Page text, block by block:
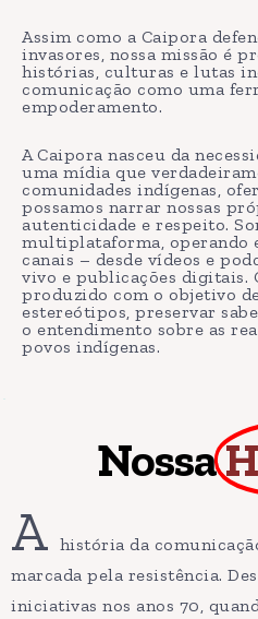
Assim como a Caipora
invasores, nossa missão é
histórias, culturas e lutas
comunicação como uma
empoderamento.
A Caipora nasceu da
uma mídia que
comunidades indígenas,
possamos narrar nossas
autenticidade e respeito.
multiplataforma, operando
canais – desde vídeos e
vivo e publicações digitais.
produzido com o objetivo
estereótipos, preservar
o entendimento sobre as
povos indígenas.
Nossa
A história da
marcada pela resistência.
iniciativas nos anos 70,